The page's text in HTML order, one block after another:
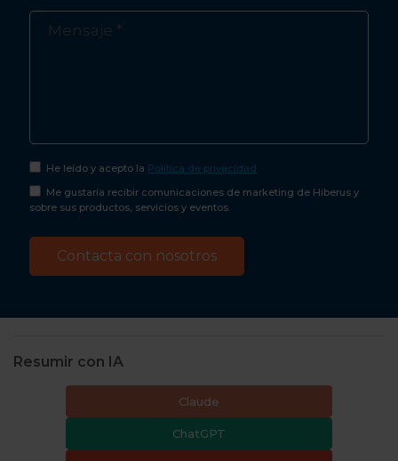
He leído y acepto la Política de privacidad
Me gustaría recibir comunicaciones de marketing de Hiberus y
sobre sus productos, servicios y eventos.
Resumir con IA
Claude
ChatGPT